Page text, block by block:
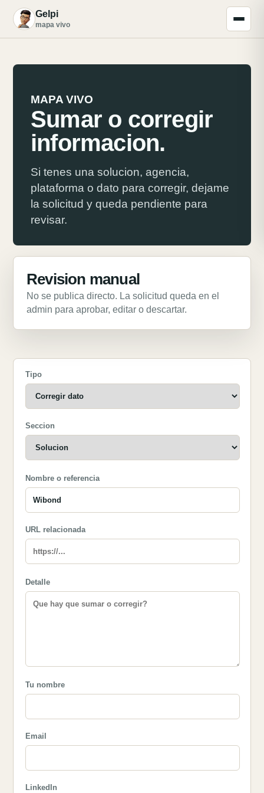
G Gelpi
mapa vivo
MAPA VIVO
Sumar o corregir
informacion.
Si tenes una solucion, agencia,
plataforma o dato para corregir, dejame
la solicitud y queda pendiente para
revisar.
Revision manual
No se publica directo. La solicitud queda en el
admin para aprobar, editar o descartar.
Tipo
Seccion
Nombre o referencia
URL relacionada
Detalle
Tu nombre
Email
LinkedIn